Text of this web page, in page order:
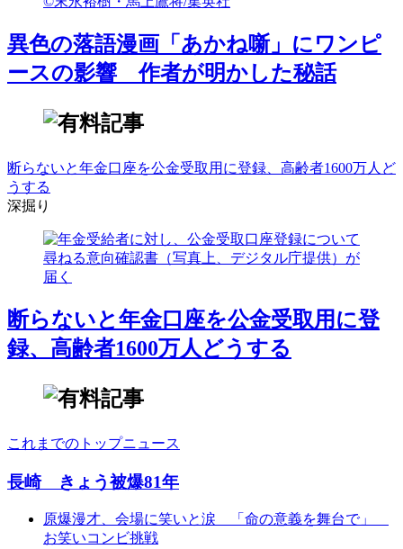
異色の落語漫画「あかね噺」にワンピ
ースの影響 作者が明かした秘話
断らないと年金口座を公金受取用に登録、高齢者1600万人ど
うする
深掘り
断らないと年金口座を公金受取用に登
録、高齢者1600万人どうする
これまでのトップニュース
長崎 きょう被爆81年
原爆漫才、会場に笑いと涙 「命の意義を舞台で」
お笑いコンビ挑戦